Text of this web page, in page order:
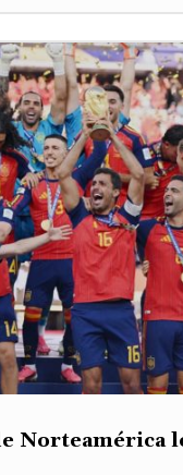
Norteamérica